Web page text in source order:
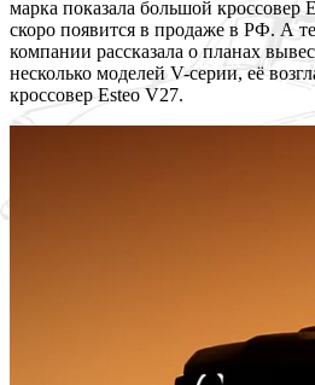
марка показала большой кроссовер
скоро появится в продаже в РФ. А
компании рассказала о планах
несколько моделей V-серии, её
кроссовер Esteo V27.